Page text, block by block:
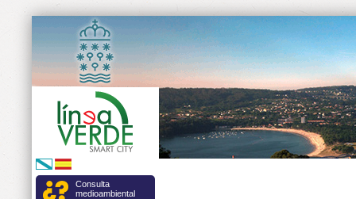
Consulta
medioambiental